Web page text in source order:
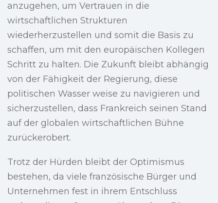
anzugehen, um Vertrauen in die
wirtschaftlichen Strukturen
wiederherzustellen und somit die Basis zu
schaffen, um mit den europäischen Kollegen
Schritt zu halten. Die Zukunft bleibt abhängig
von der Fähigkeit der Regierung, diese
politischen Wasser weise zu navigieren und
sicherzustellen, dass Frankreich seinen Stand
auf der globalen wirtschaftlichen Bühne
zurückerobert.
Trotz der Hürden bleibt der Optimismus
bestehen, da viele französische Bürger und
Unternehmen fest in ihrem Entschluss